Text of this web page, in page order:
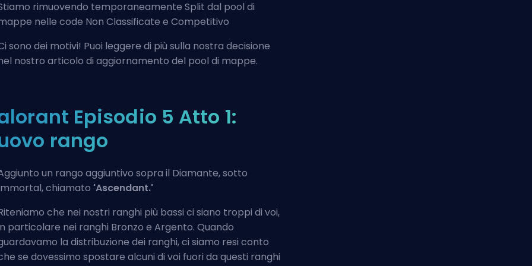
rimuovendo temporaneamente Split dal pool di
nelle code Non Classificate e Competitivo
sono dei motivi! Puoi leggere di più sulla nostra decisione
nostro articolo di aggiornamento del pool di mappe.
Episodio 5 Atto 1:
rango
un rango aggiuntivo sopra il Diamante, sotto
chiamato 'Ascendant.'
che nei nostri ranghi più bassi ci siano troppi di voi,
particolare nei ranghi Bronzo e Argento. Quando
la distribuzione dei ranghi, ci siamo resi conto
se dovessimo spostare alcuni di voi fuori da questi ranghi